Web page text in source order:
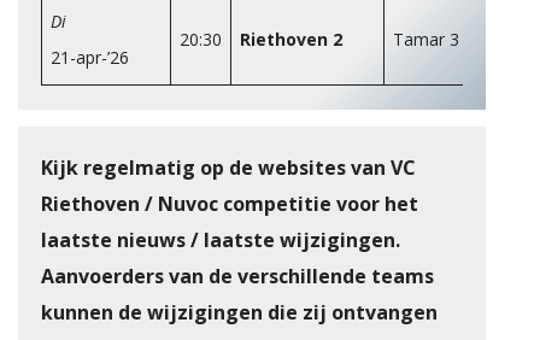
Di
21-apr-’26
20:30 Riethoven 2 Tamar 3
Kijk regelmatig op de websites van VC
Riethoven / Nuvoc competitie voor het
laatste nieuws / laatste wijzigingen.
Aanvoerders van de verschillende teams
kunnen de wijzigingen die zij ontvangen